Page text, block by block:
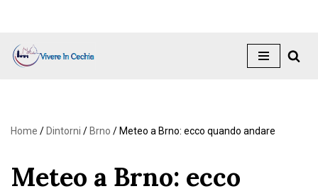
Vai
Home / Dintorni / Brno / Meteo a Brno: ecco quando andare
Meteo a Brno: ecco